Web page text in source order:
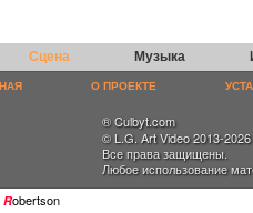
Сцена Музыка
О ПРОЕКТЕ
® Culbyt.com
© L.G. Art Video 2013-2026
Все права защищены.
Любое использование
Robertson